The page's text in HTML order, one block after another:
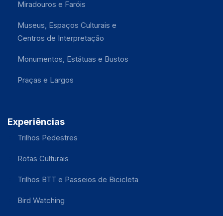
Miradouros e Faróis
Museus, Espaços Culturais e
Centros de Interpretação
Monumentos, Estátuas e Bustos
Praças e Largos
Experiências
Trilhos Pedestres
Rotas Culturais
Trilhos BTT e Passeios de Bicicleta
Bird Watching